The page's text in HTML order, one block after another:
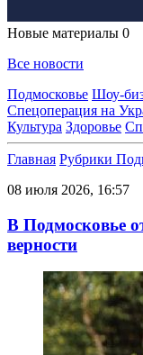
Новые материалы 0
Все новости
Подмосковье Шоу-
Спецоперация на
Культура Здоровье
Главная Рубрики
08 июля 2026, 16:57
В Подмосковье
верности